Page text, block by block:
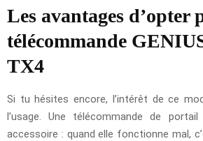
Les avantages d’opter
télécommande
TX4
Si tu hésites encore, l’intérêt de ce
l’usage. Une télécommande de
accessoire : quand elle fonctionne mal,